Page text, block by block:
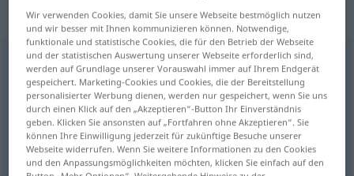
„Sportcoupé“: Neutrum
Sportcoupén
Übersicht aller Übersetzungen
(Für mehr Details die Übersetzung anklicken/antippen)
cupé deportivo
Wir verwenden Cookies, damit Sie unsere Webseite bestmöglich nutzen
und wir besser mit Ihnen kommunizieren können. Notwendige,
funktionale und statistische Cookies, die für den Betrieb der Webseite
und der statistischen Auswertung unserer Webseite erforderlich sind,
werden auf Grundlage unserer Vorauswahl immer auf Ihrem Endgerät
gespeichert. Marketing-Cookies und Cookies, die der Bereitstellung
personalisierter Werbung dienen, werden nur gespeichert, wenn Sie uns
durch einen Klick auf den „Akzeptieren“-Button Ihr Einverständnis
geben. Klicken Sie ansonsten auf „Fortfahren ohne Akzeptieren“. Sie
können Ihre Einwilligung jederzeit für zukünftige Besuche unserer
Webseite widerrufen. Wenn Sie weitere Informationen zu den Cookies
und den Anpassungsmöglichkeiten möchten, klicken Sie einfach auf den